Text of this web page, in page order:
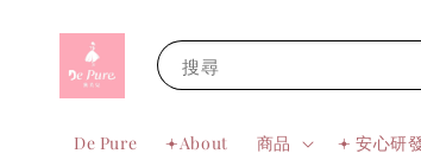
搜尋
De Pure 𖥔About 商品 𖥔 安心研